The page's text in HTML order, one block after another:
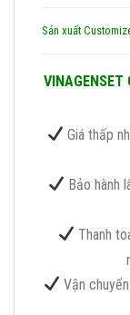
Sản xuất
VINAGENSET
Giá thấp
Bảo hành
Thanh
Vận